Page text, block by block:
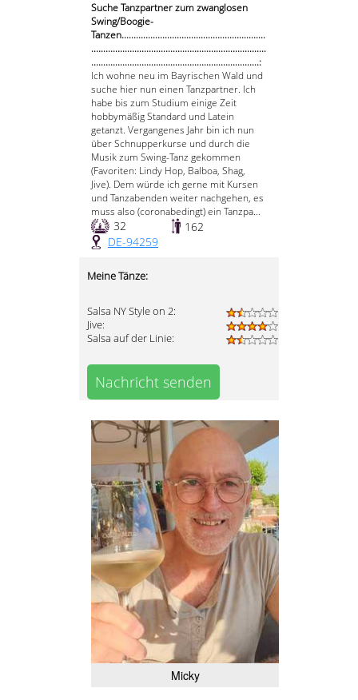
Suche Tanzpartner zum zwanglosen
Swing/Boogie-
Tanzen............................................................
.........................................................................
......................................................................:
Ich wohne neu im Bayrischen Wald und
suche hier nun einen Tanzpartner. Ich
habe bis zum Studium einige Zeit
hobbymäßig Standard und Latein
getanzt. Vergangenes Jahr bin ich nun
über Schnupperkurse und durch die
Musik zum Swing-Tanz gekommen
(Favoriten: Lindy Hop, Balboa, Shag,
Jive). Dem würde ich gerne mit Kursen
und Tanzabenden weiter nachgehen, es
muss also (coronabedingt) ein Tanzpa...
32
162
DE-94259
Meine Tänze:
Salsa NY Style on 2:
Jive:
Salsa auf der Linie:
Nachricht senden
Micky